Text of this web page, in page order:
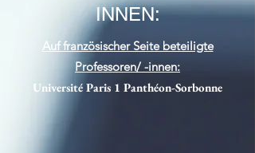
INNEN:
Auf französischer Seite beteiligte
Professoren/ -innen:
Université Paris 1 Panthéon-Sorbonne